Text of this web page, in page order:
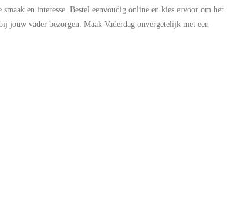
en interesse. Bestel eenvoudig online en kies ervoor om het
jouw vader bezorgen. Maak Vaderdag onvergetelijk met een